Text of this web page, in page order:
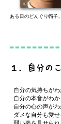
ある日のどんぐり帽子
１．自分の
自分の気持ちがわ
自分の本音がわか
自分の心の声がわ
ダメな自分も愛せ